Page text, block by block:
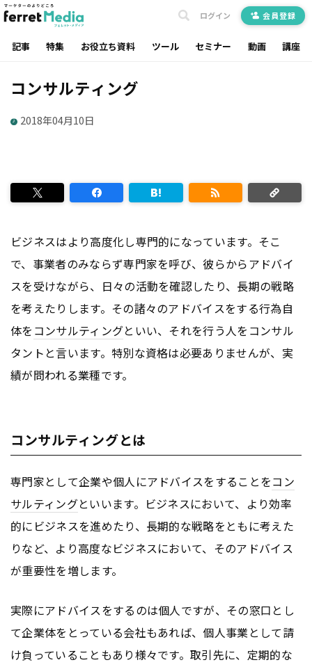
記事 特集 お役立ち資料 ツール セミナー 動画 講座
ログイン 会員登録
コンサルティング
2018年04月10日
ビジネスはより高度化し専門的になっています。そこ
で、事業者のみならず専門家を呼び、彼らからアドバイ
スを受けながら、日々の活動を確認したり、長期の戦略
を考えたりします。その諸々のアドバイスをする行為自
体を コンサルティングといい、それを行う人をコンサル
タントと言います。特別な資格は必要ありませんが、実
績が問われる業種です。
コンサルティングとは
専門家として企業や個人にアドバイスをすることをコン
サルティングといいます。ビジネスにおいて、より効率
的にビジネスを進めたり、長期的な戦略をともに考えた
りなど、より高度なビジネスにおいて、そのアドバイス
が重要性を増します。
実際にアドバイスをするのは個人ですが、その窓口とし
て企業体をとっている会社もあれば、個人事業として請
け負っていることもあり様々です。取引先に、定期的な